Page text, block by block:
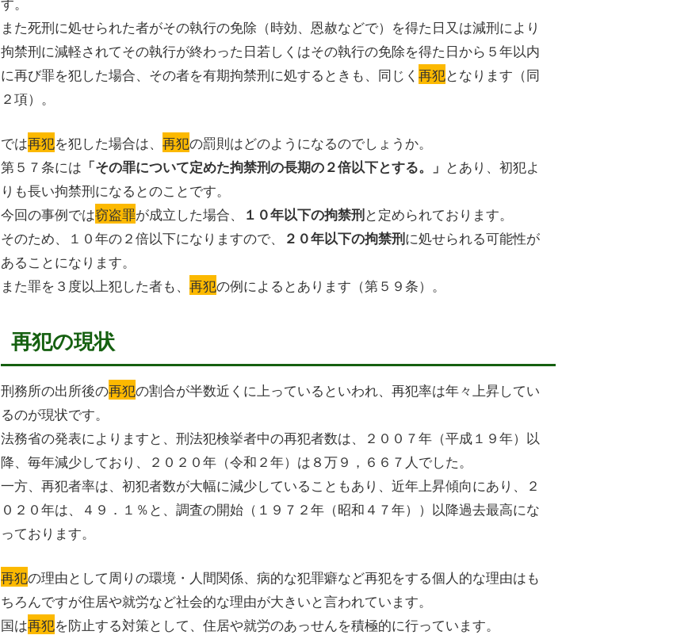
また死刑に処せられた者がその執行の免除（時効、恩赦などで）を得た日又は減刑により
拘禁刑に減軽されてその執行が終わった日若しくはその執行の免除を得た日から５年以内
に再び罪を犯した場合、その者を有期拘禁刑に処するときも、同じく 再犯となります（同
２項）。
では再犯を犯した場合は、 再犯の罰則はどのようになるのでしょうか。
第５７条には 「その罪について定めた拘禁刑の長期の２倍以下とする。」 とあり、初犯よ
りも長い拘禁刑になるとのことです。
今回の事例では窃盗罪が成立した場合、 １０年以下の拘禁刑と定められております。
そのため、１０年の２倍以下になりますので、
２０年以下の拘禁刑に処せられる可能性が
あることになります。
また罪を３度以上犯した者も、 再犯の例によるとあります（第５９条）。
再犯の現状
刑務所の出所後の再犯の割合が半数近くに上っているといわれ、再犯率は年々上昇してい
るのが現状です。
法務省の発表によりますと、刑法犯検挙者中の再犯者数は、２００７年（平成１９年）以
降、毎年減少しており、２０２０年（令和２年）は８万９，６６７人でした。
一方、再犯者率は、初犯者数が大幅に減少していることもあり、近年上昇傾向にあり、２
０２０年は、４９．１％と、調査の開始（１９７２年（昭和４７年））以降過去最高にな
っております。
再犯の理由として周りの環境・人間関係、病的な犯罪癖など再犯をする個人的な理由はも
ちろんですが住居や就労など社会的な理由が大きいと言われています。
国は再犯を防止する対策として、住居や就労のあっせんを積極的に行っています。